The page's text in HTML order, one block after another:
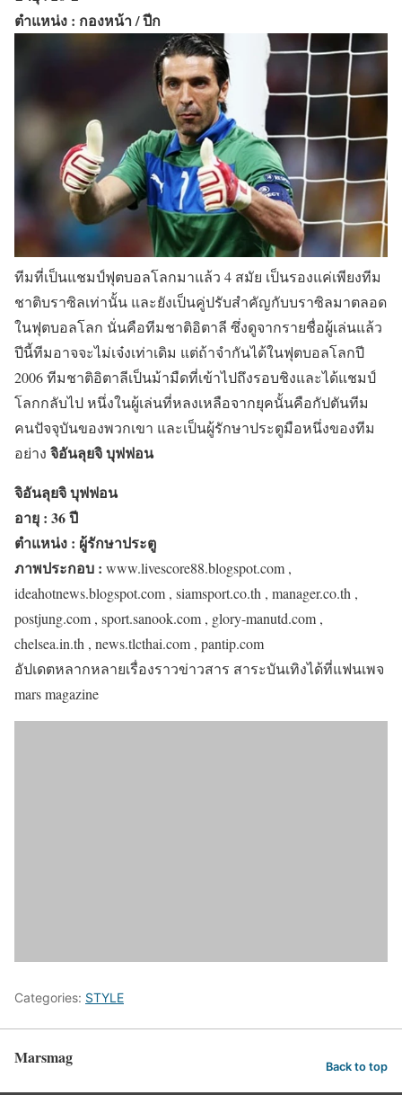
ตำแหน่ง : กองหน้า / ปีก
ทีมที่เป็นแชมป์ฟุตบอลโลกมาแล้ว 4 สมัย เป็นรองแค่เพียงทีม
ชาติบราซิลเท่านั้น และยังเป็นคู่ปรับสำคัญกับบราซิลมาตลอด
ในฟุตบอลโลก นั่นคือทีมชาติอิตาลี ซึ่งดูจากรายชื่อผู้เล่นแล้ว
ปีนี้ทีมอาจจะไม่เจ๋งเท่าเดิม แต่ถ้าจำกันได้ในฟุตบอลโลกปี
2006 ทีมชาติอิตาลีเป็นม้ามืดที่เข้าไปถึงรอบชิงและได้แชมป์
โลกกลับไป หนึ่งในผู้เล่นที่หลงเหลือจากยุคนั้นคือกัปตันทีม
คนปัจจุบันของพวกเขา และเป็นผู้รักษาประตูมือหนึ่งของทีม
อย่าง จิอันลุยจิ บุฟฟอน
จิอันลุยจิ บุฟฟอน
อายุ : 36 ปี
ตำแหน่ง : ผู้รักษาประตู
ภาพประกอบ : www.livescore88.blogspot.com ,
ideahotnews.blogspot.com , siamsport.co.th , manager.co.th ,
postjung.com , sport.sanook.com , glory-manutd.com ,
chelsea.in.th , news.tlcthai.com , pantip.com
อัปเดตหลากหลายเรื่องราวข่าวสาร สาระบันเทิงได้ที่แฟนเพจ
mars magazine
Categories: STYLE
Marsmag Back to top